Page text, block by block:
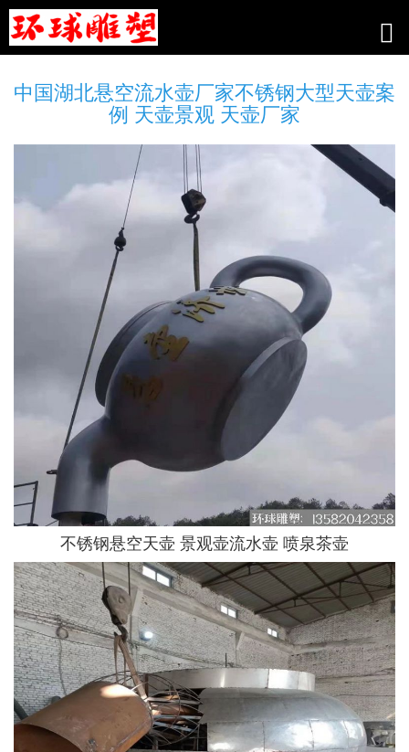
中国湖北悬空流水壶厂家不锈钢大型天壶案
例 天壶景观 天壶厂家
不锈钢悬空天壶 景观壶流水壶 喷泉茶壶